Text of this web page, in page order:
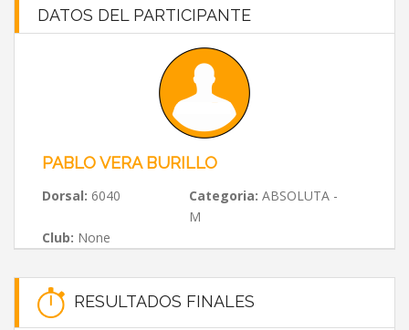
DATOS DEL PARTICIPANTE
PABLO VERA BURILLO
Dorsal: 6040 Categoria: ABSOLUTA -
M
Club: None
RESULTADOS FINALES